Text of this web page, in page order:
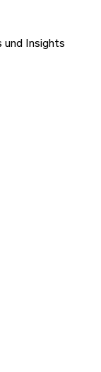
und Insights